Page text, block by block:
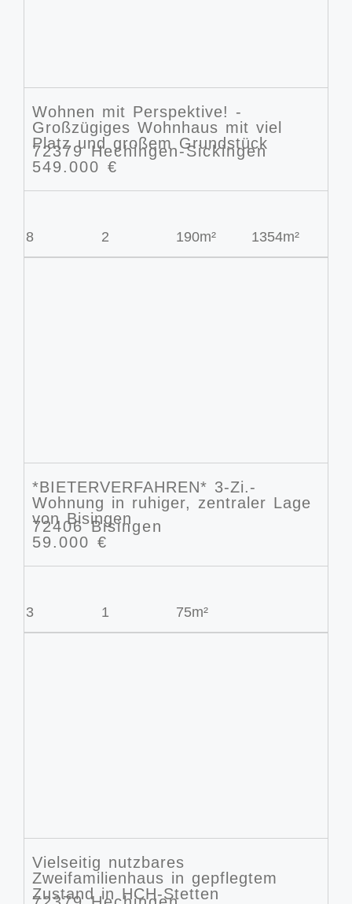
Wohnen mit Perspektive! -
Großzügiges Wohnhaus mit viel
Platz und großem Grundstück
72379 Hechingen-Sickingen
549.000 €
8 2 190m² 1354m²
*BIETERVERFAHREN* 3-Zi.-
Wohnung in ruhiger, zentraler Lage
von Bisingen
72406 Bisingen
59.000 €
3 1 75m²
Vielseitig nutzbares
Zweifamilienhaus in gepflegtem
Zustand in HCH-Stetten